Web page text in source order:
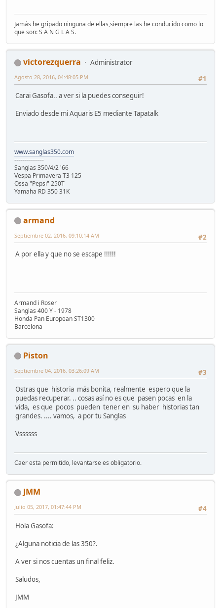
Jamás he gripado ninguna de ellas,siempre las he conducido como lo
que son: S A N G L A S.
victorezquerra
Administrator
#1
Agosto 28, 2016, 04:48:05 PM
Carai Gasofa.. a ver si la puedes conseguir!
Enviado desde mi Aquaris E5 mediante Tapatalk
www.sanglas350.com
---------------
Sanglas 350/4/2 '66
Vespa Primavera T3 125
Ossa "Pepsi" 250T
Yamaha RD 350 31K
armand
#2
Septiembre 02, 2016, 09:10:14 AM
A por ella y que no se escape !!!!!!
Armand i Roser
Sanglas 400 Y - 1978
Honda Pan European ST1300
Barcelona
Piston
#3
Septiembre 04, 2016, 03:26:09 AM
Ostras que historia más bonita, realmente espero que la
puedas recuperar. .. cosas así no es que pasen pocas en la
vida, es que pocos pueden tener en su haber historias tan
grandes. .... vamos, a por tu Sanglas
Vssssss
Caer esta permitido, levantarse es obligatorio.
JMM
#4
Julio 05, 2017, 01:47:44 PM
Hola Gasofa:
¿Alguna noticia de las 350?.
A ver si nos cuentas un final feliz.
Saludos,
JMM